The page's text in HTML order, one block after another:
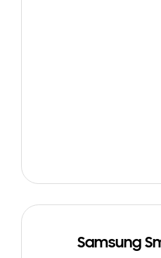
Samsung